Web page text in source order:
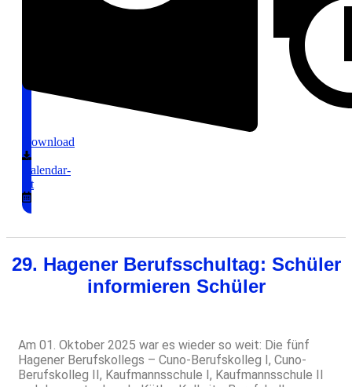
Download
Calendar-
alt
29. Hagener Berufsschultag: Schüler
informieren Schüler
Am 01. Oktober 2025 war es wieder so weit: Die fünf
Hagener Berufskollegs – Cuno-Berufskolleg I, Cuno-
Berufskolleg II, Kaufmannsschule I, Kaufmannsschule II